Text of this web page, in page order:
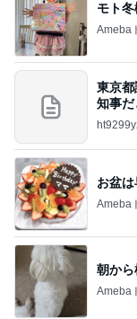
モト
Ameba
東京
知事
か？
お盆
Ameba
朝か
Ameba